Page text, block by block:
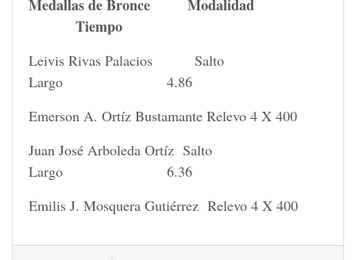
Medallas de Bronce Modalidad
Tiempo
Leivis Rivas Palacios Salto
Largo 4.86
Emerson A. Ortíz Bustamante Relevo 4 X 400
Juan José Arboleda Ortíz Salto
Largo 6.36
Emilis J. Mosquera Gutiérrez Relevo 4 X 400